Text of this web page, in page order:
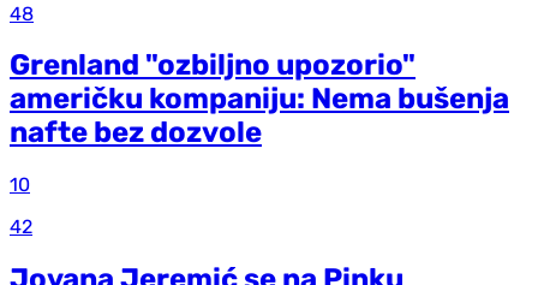
48
Grenland "ozbiljno upozorio"
američku kompaniju: Nema bušenja
nafte bez dozvole
10
42